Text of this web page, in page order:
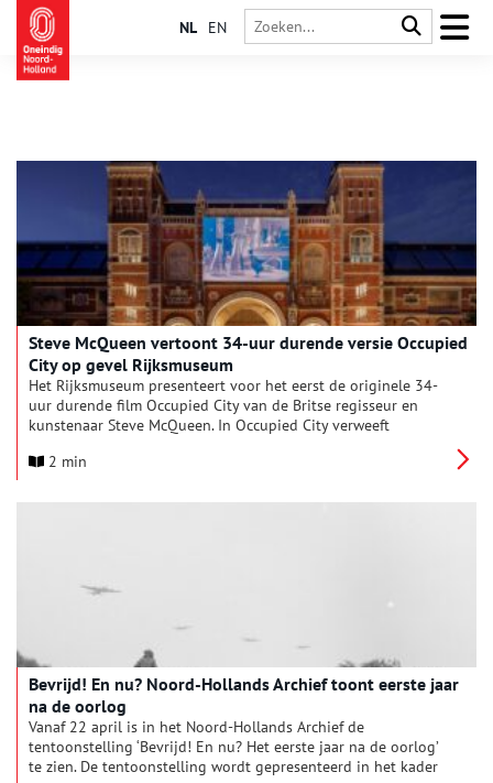
NL EN
‌Steve McQueen vertoont 34-uur durende versie Occupied
City op gevel Rijksmuseum
Het Rijksmuseum presenteert voor het eerst de originele 34-
uur durende film Occupied City van de Britse regisseur en
kunstenaar Steve McQueen. In Occupied City verweeft
littekens van de Tweede Wereldoorlog met het hedendaagse
Atlas van een Bezette Stad. Amsterdam 1940-1945. Het werk
2 min
Bevrijd! En nu? Noord-Hollands Archief toont eerste jaar
na de oorlog
Vanaf 22 april is in het Noord-Hollands Archief de
tentoonstelling ‘Bevrijd! En nu? Het eerste jaar na de oorlog’
te zien. De tentoonstelling wordt gepresenteerd in het kader